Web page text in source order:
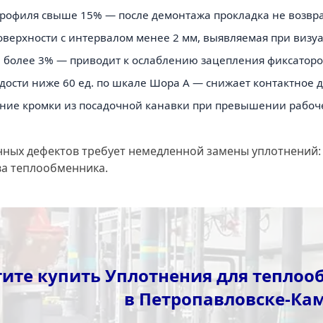
свыше 15% — после демонтажа прокладка не
с интервалом менее 2 мм, выявляемая при
3% — приводит к ослаблению зацепления
ниже 60 ед. по шкале Шора А — снижает контактное
кромки из посадочной канавки при превышении
дефектов требует немедленной замены
теплообменника.
купить Уплотнения для
в Петропавловске-